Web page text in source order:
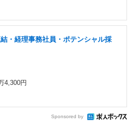
・経理事務社員・ポテンシャル採
4,300円
Sponsored by